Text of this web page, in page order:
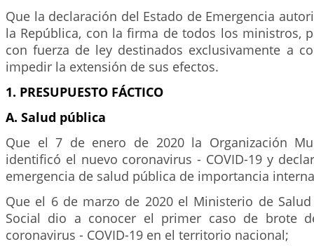
Que la declaración del Estado de Emergencia
la República, con la firma de todos los ministros,
con fuerza de ley destinados exclusivamente a
impedir la extensión de sus efectos.
1. PRESUPUESTO FÁCTICO
A. Salud pública
Que el 7 de enero de 2020 la Organización
identificó el nuevo coronavirus - COVID-19 y
emergencia de salud pública de importancia
Que el 6 de marzo de 2020 el Ministerio de
Social dio a conocer el primer caso de brote
coronavirus - COVID-19 en el territorio nacional;